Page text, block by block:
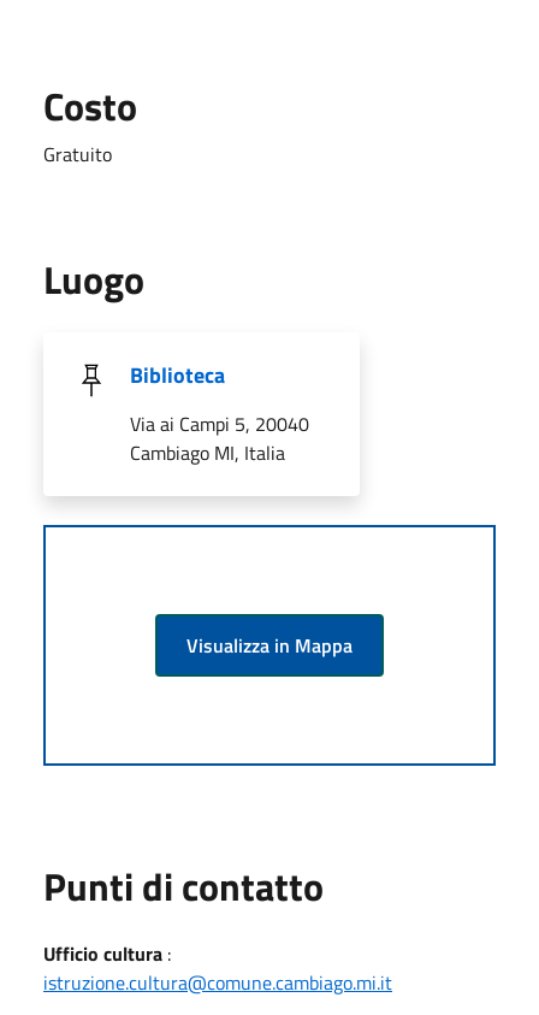
Costo
Gratuito
Luogo
Biblioteca
Via ai Campi 5, 20040
Cambiago MI, Italia
Visualizza in Mappa
Punti di contatto
Ufficio cultura :
istruzione.cultura@comune.cambiago.mi.it